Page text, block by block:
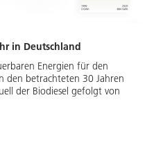
in Deutschland
Energien für den
den betrachteten 30 Jahren
der Biodiesel gefolgt von